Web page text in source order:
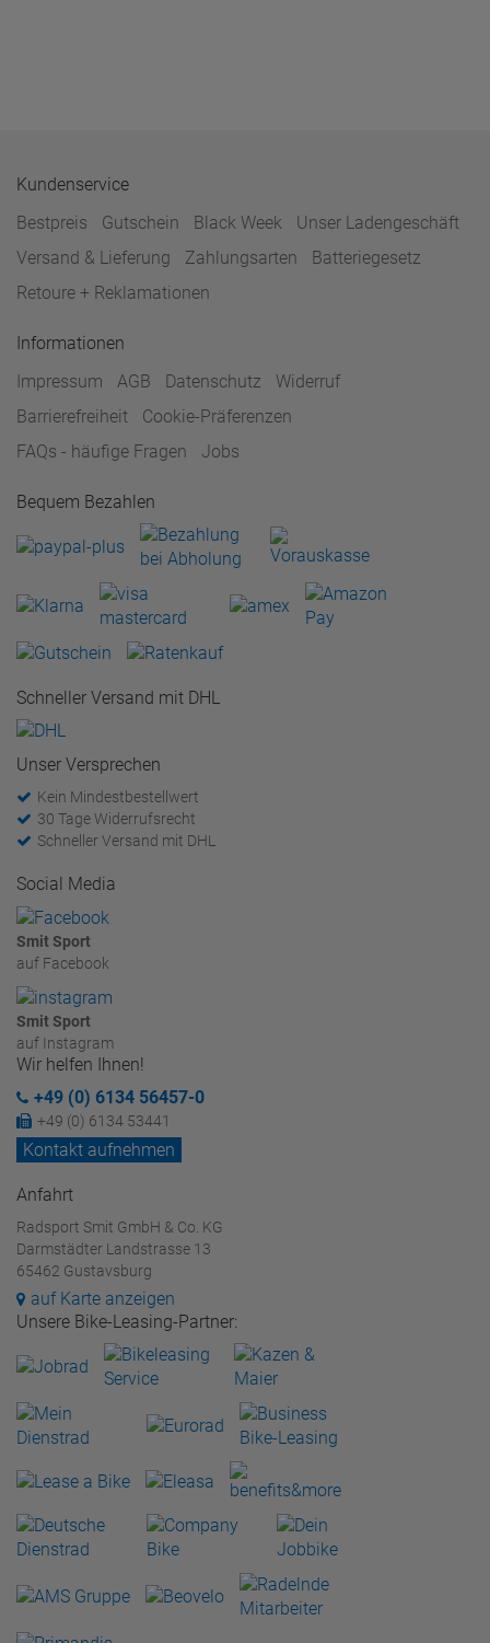
Kundenservice
Bestpreis
Gutschein Black Week
Unser Ladengeschäft
Versand & Lieferung
Zahlungsarten
Batteriegesetz
Retoure + Reklamationen
Informationen
Impressum
AGB Datenschutz
Widerruf
Barrierefreiheit
Cookie-Präferenzen
FAQs - häufige Fragen
Jobs
Bequem Bezahlen
Schneller Versand mit DHL
Unser Versprechen
Kein Mindestbestellwert
30 Tage Widerrufsrecht
Schneller Versand mit DHL
Social Media
Smit Sport
auf Facebook
Smit Sport
auf Instagram
Wir helfen Ihnen!
+49 (0) 6134 56457-0
+49 (0) 6134 53441
Kontakt aufnehmen
Anfahrt
Radsport Smit GmbH & Co. KG
Darmstädter Landstrasse 13
65462 Gustavsburg
auf Karte anzeigen
Unsere Bike-Leasing-Partner: